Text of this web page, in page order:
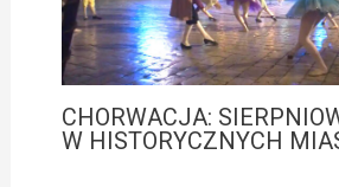
CHORWACJA:
W HISTORYCZNYCH